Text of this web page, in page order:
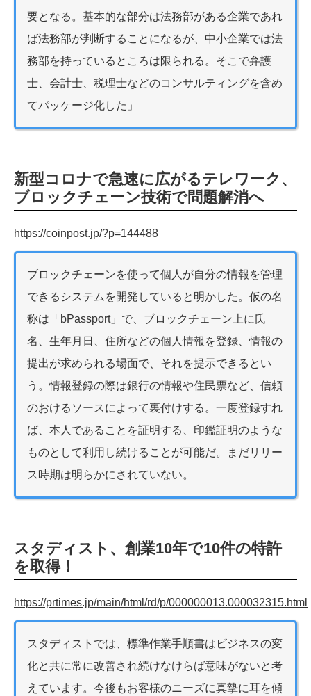
要となる。基本的な部分は法務部がある企業であれ
ば法務部が判断することになるが、中小企業では法
務部を持っているところは限られる。そこで弁護
士、会計士、税理士などのコンサルティングを含め
てパッケージ化した」
新型コロナで急速に広がるテレワーク、
ブロックチェーン技術で問題解消へ
https://coinpost.jp/?p=144488
ブロックチェーンを使って個人が自分の情報を管理
できるシステムを開発していると明かした。仮の名
称は「bPassport」で、ブロックチェーン上に氏
名、生年月日、住所などの個人情報を登録、情報の
提出が求められる場面で、それを提示できるとい
う。情報登録の際は銀行の情報や住民票など、信頼
のおけるソースによって裏付けする。一度登録すれ
ば、本人であることを証明する、印鑑証明のような
ものとして利用し続けることが可能だ。まだリリー
ス時期は明らかにされていない。
スタディスト、創業10年で10件の特許
を取得！
https://prtimes.jp/main/html/rd/p/000000013.000032315.html
スタディストでは、標準作業手順書はビジネスの変
化と共に常に改善され続けなけらば意味がないと考
えています。今後もお客様のニーズに真摯に耳を傾